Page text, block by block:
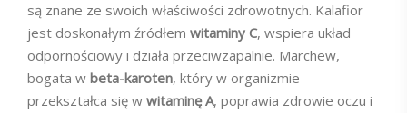
są znane ze swoich właściwości zdrowotnych. Kalafior
jest doskonałym źródłem witaminy C, wspiera układ
odpornościowy i działa przeciwzapalnie. Marchew,
bogata w beta-karoten, który w organizmie
przekształca się w witaminę A, poprawia zdrowie oczu i